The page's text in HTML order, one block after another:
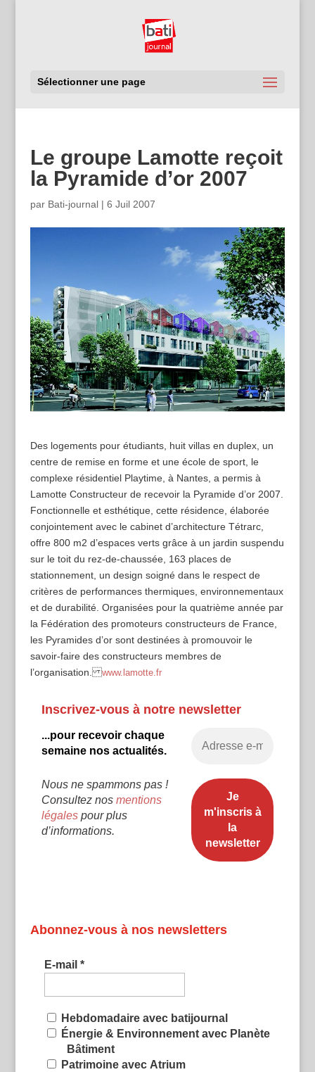
Sélectionner une page
Le groupe Lamotte reçoit
la Pyramide d’or 2007
par Bati-journal| 6 Juil 2007
Des logements pour étudiants, huit villas en duplex, un
centre de remise en forme et une école de sport, le
complexe résidentiel Playtime, à Nantes, a permis à
Lamotte Constructeur de recevoir la Pyramide d’or 2007.
Fonctionnelle et esthétique, cette résidence, élaborée
conjointement avec le cabinet d’architecture Tétrarc,
offre 800 m2 d’espaces verts grâce à un jardin suspendu
sur le toit du rez-de-chaussée, 163 places de
stationnement, un design soigné dans le respect de
critères de performances thermiques, environnementaux
et de durabilité. Organisées pour la quatrième année par
la Fédération des promoteurs constructeurs de France,
les Pyramides d’or sont destinées à promouvoir le
savoir-faire des constructeurs membres de
l’organisation.www.lamotte.fr
Inscrivez-vous à notre newsletter
...pour recevoir chaque
semaine nos actualités.
Nous ne spammons pas !
Consultez nos mentions
légalespour plus
d’informations.
Abonnez-vous à nos newsletters
E-mail *
Hebdomadaire avec batijournal
Énergie & Environnement avec Planète
Bâtiment
Patrimoine avec Atrium